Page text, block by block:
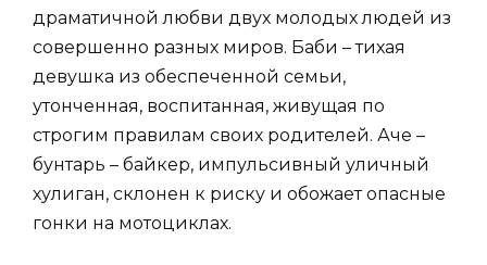
драматичной любви двух молодых людей из
совершенно разных миров. Баби – тихая
девушка из обеспеченной семьи,
утонченная, воспитанная, живущая по
строгим правилам своих родителей. Аче –
бунтарь – байкер, импульсивный уличный
хулиган, склонен к риску и обожает опасные
гонки на мотоциклах.